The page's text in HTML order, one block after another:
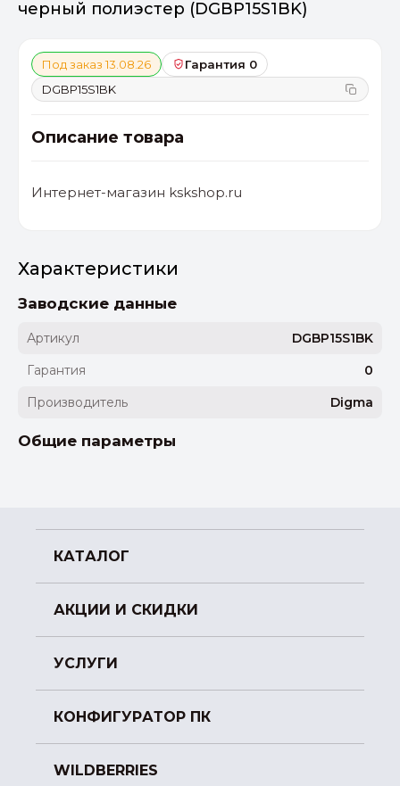
черный полиэстер (DGBP15S1BK)
Под заказ 13.08.26
Гарантия 0
DGBP15S1BK
Описание товара
Интернет-магазин kskshop.ru
Характеристики
Заводские данные
Артикул
DGBP15S1BK
Гарантия
0
Производитель
Digma
Общие параметры
КАТАЛОГ
АКЦИИ И СКИДКИ
УСЛУГИ
КОНФИГУРАТОР ПК
WILDBERRIES